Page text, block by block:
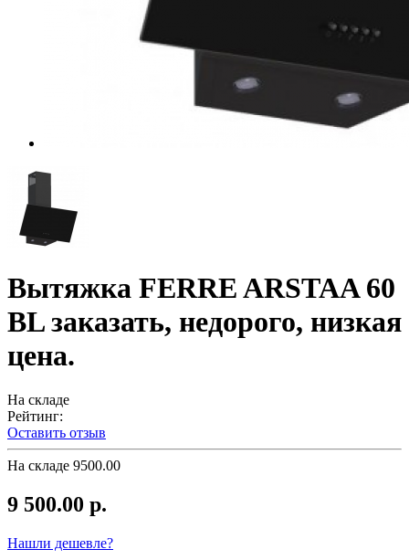
Вытяжка FERRE ARSTAA 60
BL заказать, недорого, низкая
цена.
На складе
Рейтинг:
Оставить отзыв
На складе 9500.00
9 500.00 р.
Нашли дешевле?